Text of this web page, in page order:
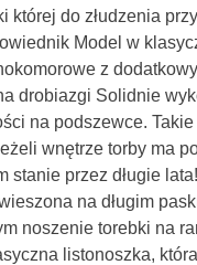
której do złudzenia
Model w
z
drobiazgi Solidnie
na podszewce.
wnętrze torby ma
stanie przez długie
na długim
noszenie torebki na
listonoszka,